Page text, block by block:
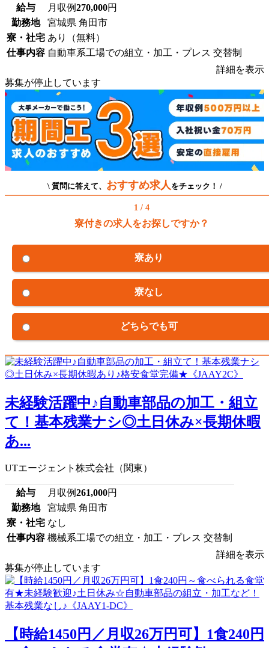
給与 月収例270,000円
勤務地
宮城県 角田市
寮・社宅 あり（無料）
仕事内容 自動車系工場での組立・加工・プレス 交替制
詳細を表示
募集が停止しています
\ 質問に答えて、 おすすめ求人 をチェック！ /
1 / 4
寮付きの求人をお探しですか？
寮あり
寮なし
どちらでも可
未経験活躍中♪自動車部品の加工・組立
て！基本残業ナシ◎土日休み×長期休暇
あ...
UTエージェント株式会社（関東）
給与 月収例261,000円
勤務地
宮城県 角田市
寮・社宅 なし
仕事内容 機械系工場での組立・加工・プレス 交替制
詳細を表示
募集が停止しています
【時給1450円／月収26万円可】1食240円